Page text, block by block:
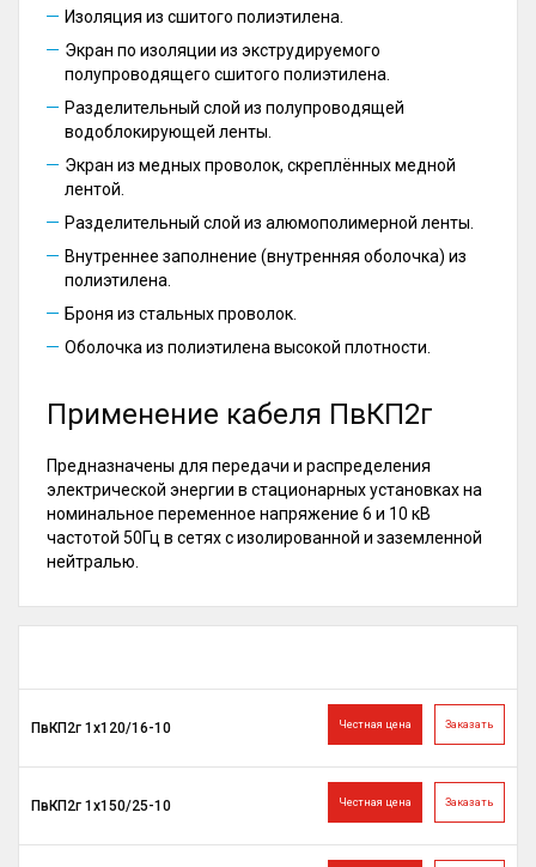
Изоляция из сшитого полиэтилена.
Экран по изоляции из экструдируемого
полупроводящего сшитого полиэтилена.
Разделительный слой из полупроводящей
водоблокирующей ленты.
Экран из медных проволок, скреплённых медной
лентой.
Разделительный слой из алюмополимерной ленты.
Внутреннее заполнение (внутренняя оболочка) из
полиэтилена.
Броня из стальных проволок.
Оболочка из полиэтилена высокой плотности.
Применение кабеля ПвКП2г
Предназначены для передачи и распределения
электрической энергии в стационарных установках на
номинальное переменное напряжение 6 и 10 кВ
частотой 50Гц в сетях с изолированной и заземленной
нейтралью.
Заказать
Честная цена
ПвКП2г 1х120/16-10
Заказать
Честная цена
ПвКП2г 1х150/25-10